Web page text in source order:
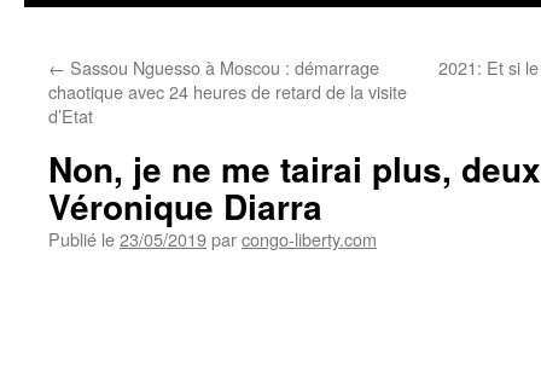
← Sassou Nguesso à Moscou : démarrage
chaotique avec 24 heures de retard de la visite
d’Etat
2021: Et si
Non, je ne me tairai plus,
Véronique Diarra
Publié le23/05/2019parcongo-liberty.com